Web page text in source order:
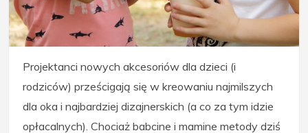
Projektanci nowych akcesoriów dla dzieci (i
rodziców) prześcigają się w kreowaniu najmilszych
dla oka i najbardziej dizajnerskich (a co za tym idzie
opłacalnych). Chociaż babcine i mamine metody dziś